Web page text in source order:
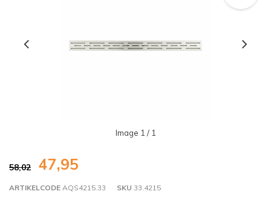
Image 1 / 1
58,02 47,95
ARTIKELCODE AQS4215.33 SKU 33.4215